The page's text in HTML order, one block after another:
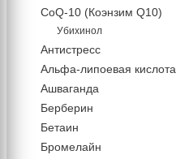
CoQ-10 (Коэнзим Q10)
Убихинол
Антистресс
Альфа-липоевая кислота
Ашваганда
Берберин
Бетаин
Бромелайн